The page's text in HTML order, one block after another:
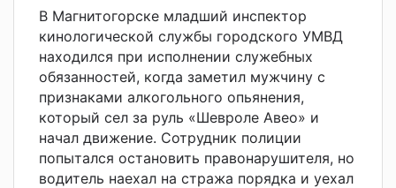
В Магнитогорске младший инспектор
кинологической службы городского УМВД
находился при исполнении служебных
обязанностей, когда заметил мужчину с
признаками алкогольного опьянения,
который сел за руль «Шевроле Авео» и
начал движение. Сотрудник полиции
попытался остановить правонарушителя, но
водитель наехал на стража порядка и уехал